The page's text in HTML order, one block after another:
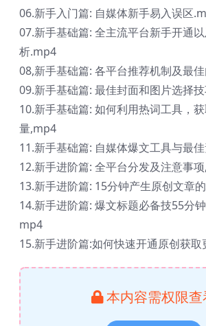
06.新手入门篇: 自媒体新手易入误区
07.新手基础篇: 全主流平台新手开通
析.mp4
08,新手基础篇: 各平台推荐机制及最
09.新手基础篇: 最佳封面和图片选择
10.新手基础篇: 如何利用热词工具，
量,mp4
11.新手基础篇: 自媒体爆文工具与最
12.新手进阶篇: 全平台分发及注意事
13.新手进阶篇: 15分钟产生原创文章
14.新手进阶篇: 爆文标题必备技55分
mp4
15.新手进阶篇:如何快速开通原创获
本内容需权限查